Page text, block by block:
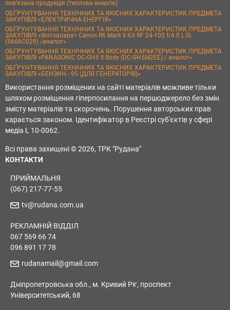
пов’язана продукція (теплова енергія)
ОБҐРУНТУВАННЯ ТЕХНІЧНИХ ТА ЯКІСНИХ ХАРАКТЕРИСТИК ПРЕДМЕТА
ЗАКУПІВЛІ «ЕЛЕКТРИЧНА ЕНЕРГІЯ»
ОБҐРУНТУВАННЯ ТЕХНІЧНИХ ТА ЯКІСНИХ ХАРАКТЕРИСТИК ПРЕДМЕТА
ЗАКУПІВЛІ «Фотоапарат Canon R6 Mark II Kit RF 24-105 f/4.0 L IS
(5666C029) /аналог»
ОБҐРУНТУВАННЯ ТЕХНІЧНИХ ТА ЯКІСНИХ ХАРАКТЕРИСТИК ПРЕДМЕТА
ЗАКУПІВЛІ «PANASONIC DC-GH5 II Body (DC-GH5M2EE) / аналог»
ОБҐРУНТУВАННЯ ТЕХНІЧНИХ ТА ЯКІСНИХ ХАРАКТЕРИСТИК ПРЕДМЕТА
ЗАКУПІВЛІ «БЕНЗИН - 95 (ДЛЯ ГЕНЕРАТОРІВ)»
Використання розміщених на сайті матеріалів можливе тільки
шляхом розміщення гіперпосилання на першоджерело без змін
змісту матеріалів та скорочень. Порушення авторських прав
карається законом. Ідентифікатор в Реєстрі суб'єктів у сфері
медіа L 10-0062.
Всі права захищені © 2026, ТРК "Рудана"
КОНТАКТИ
ПРИЙМАЛЬНЯ
(067) 217-77-55
tv@rudana.com.ua
РЕКЛАМНІЙ ВІДДІЛ
067 569 66 74
096 891 17 78
rudanamail@gmail.com
Дніпропетровська обл., м. Кривий Ріг, проспект
Університетський, 68